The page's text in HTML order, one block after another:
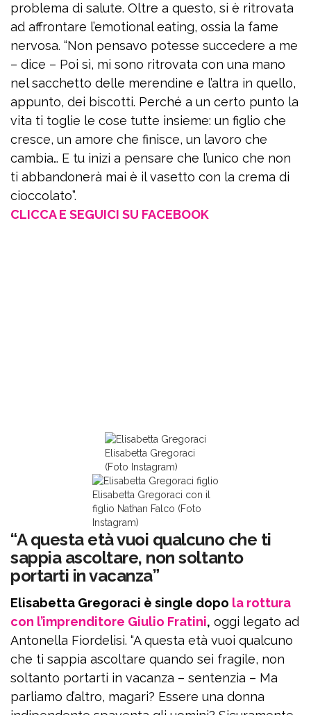
problema di salute. Oltre a questo, si è ritrovata
ad affrontare l’emotional eating, ossia la fame
nervosa. “Non pensavo potesse succedere a me
– dice – Poi sì, mi sono ritrovata con una mano
nel sacchetto delle merendine e l’altra in quello,
appunto, dei biscotti. Perché a un certo punto la
vita ti toglie le cose tutte insieme: un figlio che
cresce, un amore che finisce, un lavoro che
cambia… E tu inizi a pensare che l’unico che non
ti abbandonerà mai è il vasetto con la crema di
cioccolato”.
CLICCA E SEGUICI SU FACEBOOK
Elisabetta Gregoraci
(Foto Instagram)
Elisabetta Gregoraci con il
figlio Nathan Falco (Foto
Instagram)
“A questa età vuoi qualcuno che ti
sappia ascoltare, non soltanto
portarti in vacanza”
Elisabetta Gregoraci è single dopo la rottura
con l’imprenditore Giulio Fratini, oggi legato ad
Antonella Fiordelisi. “A questa età vuoi qualcuno
che ti sappia ascoltare quando sei fragile, non
soltanto portarti in vacanza – sentenzia – Ma
parliamo d’altro, magari? Essere una donna